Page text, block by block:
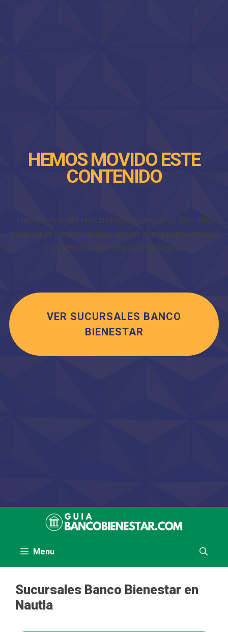
HEMOS MOVIDO ESTE
CONTENIDO
Hemos movido el contenido a un nuevo dominio,
para ver el contenido haz clic en el siguiente enlace
y te llevará a nuestra nueva página.
VER SUCURSALES BANCO
BIENESTAR
Menu
Sucursales Banco Bienestar en
Nautla